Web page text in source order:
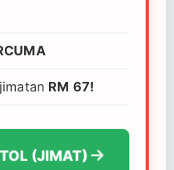
RM 67!
(JIMAT)